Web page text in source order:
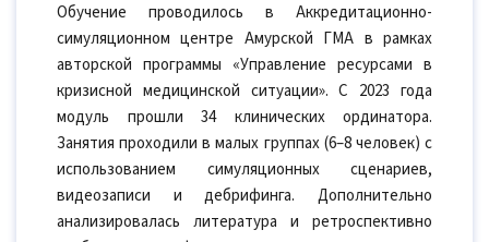
Обучение проводилось в Аккредитационно-
симуляционном центре Амурской ГМА в рамках
авторской программы «Управление ресурсами в
кризисной медицинской ситуации». С 2023 года
модуль прошли 34 клинических ординатора.
Занятия проходили в малых группах (6–8 человек) с
использованием симуляционных сценариев,
видеозаписи и дебрифинга. Дополнительно
анализировалась литература и ретроспективно